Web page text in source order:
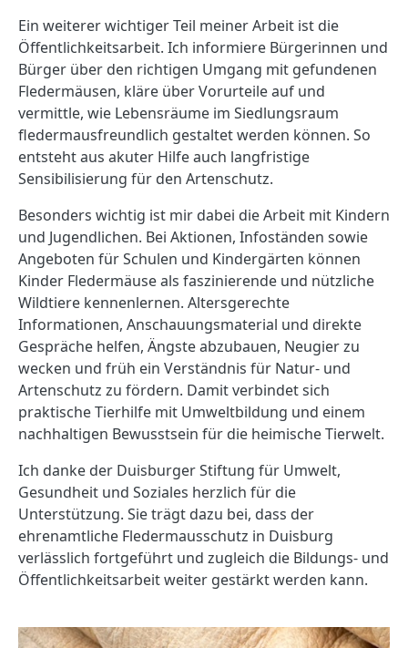
Ein weiterer wichtiger Teil meiner Arbeit ist die
Öffentlichkeitsarbeit. Ich informiere Bürgerinnen und
Bürger über den richtigen Umgang mit gefundenen
Fledermäusen, kläre über Vorurteile auf und
vermittle, wie Lebensräume im Siedlungsraum
fledermausfreundlich gestaltet werden können. So
entsteht aus akuter Hilfe auch langfristige
Sensibilisierung für den Artenschutz.
Besonders wichtig ist mir dabei die Arbeit mit Kindern
und Jugendlichen. Bei Aktionen, Infoständen sowie
Angeboten für Schulen und Kindergärten können
Kinder Fledermäuse als faszinierende und nützliche
Wildtiere kennenlernen. Altersgerechte
Informationen, Anschauungsmaterial und direkte
Gespräche helfen, Ängste abzubauen, Neugier zu
wecken und früh ein Verständnis für Natur- und
Artenschutz zu fördern. Damit verbindet sich
praktische Tierhilfe mit Umweltbildung und einem
nachhaltigen Bewusstsein für die heimische Tierwelt.
Ich danke der Duisburger Stiftung für Umwelt,
Gesundheit und Soziales herzlich für die
Unterstützung. Sie trägt dazu bei, dass der
ehrenamtliche Fledermausschutz in Duisburg
verlässlich fortgeführt und zugleich die Bildungs- und
Öffentlichkeitsarbeit weiter gestärkt werden kann.